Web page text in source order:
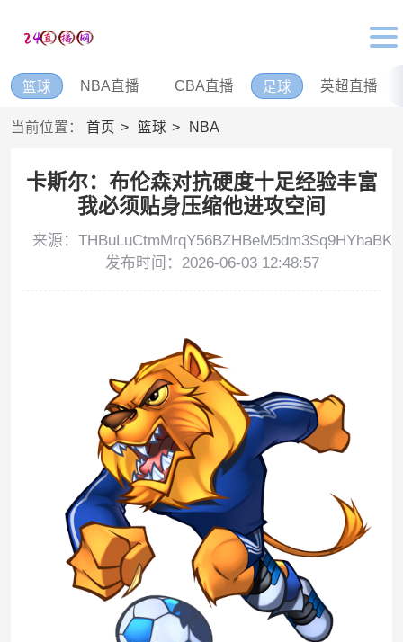
篮球 NBA直播 CBA直播 足球 英超直播
当前位置： 首页 篮球 NBA
卡斯尔：布伦森对抗硬度十足经验丰富
我必须贴身压缩他进攻空间
来源：THBuLuCtmMrqY56BZHBeM5dm3Sq9HYhaBK
发布时间：2026-06-03 12:48:57